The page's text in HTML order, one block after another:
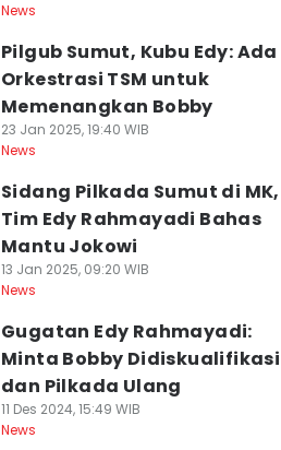
News
Pilgub Sumut, Kubu Edy: Ada
Orkestrasi TSM untuk
Memenangkan Bobby
23 Jan 2025, 19:40 WIB
News
Sidang Pilkada Sumut di MK,
Tim Edy Rahmayadi Bahas
Mantu Jokowi
13 Jan 2025, 09:20 WIB
News
Gugatan Edy Rahmayadi:
Minta Bobby Didiskualifikasi
dan Pilkada Ulang
11 Des 2024, 15:49 WIB
News